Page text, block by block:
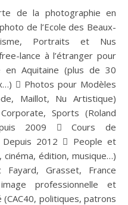
de l’Ecole des Beaux-
Portraits et Nus
lance à l’étranger pour
en Aquitaine (plus de 30
 Photos pour Modèles
Maillot, Nu Artistique)
Sports (Roland
2009  Cours de
Depuis 2012  People et
édition, musique…)
Grasset, France
professionnelle et
politiques, patrons